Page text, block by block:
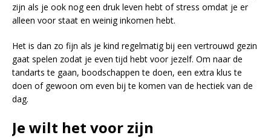
zijn als je ook nog een druk leven hebt of stress omdat je er
alleen voor staat en weinig inkomen hebt.
Het is dan zo fijn als je kind regelmatig bij een vertrouwd gezin
gaat spelen zodat je even tijd hebt voor jezelf. Om naar de
tandarts te gaan, boodschappen te doen, een extra klus te
doen of gewoon om even bij te komen van de hectiek van de
dag.
Je wilt het voor zijn